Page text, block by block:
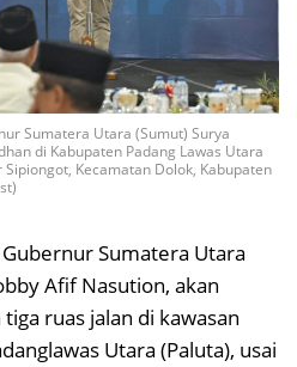
Sumatera Utara (Sumut) Surya
di Kabupaten Padang Lawas Utara
Kecamatan Dolok, Kabupaten
Sumatera Utara
Afif Nasution, akan
ruas jalan di kawasan
Utara (Paluta), usai